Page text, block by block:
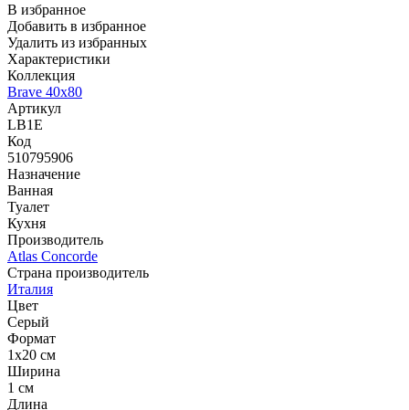
В избранное
Добавить в избранное
Удалить из избранных
Характеристики
Коллекция
Brave 40x80
Артикул
LB1E
Код
510795906
Назначение
Ванная
Туалет
Кухня
Производитель
Atlas Concorde
Страна производитель
Италия
Цвет
Серый
Формат
1x20 см
Ширина
1 см
Длина